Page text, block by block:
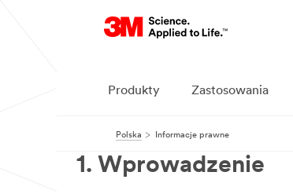
Produkty Zastosowania
Polska Informacje prawne
1. Wprowadzenie